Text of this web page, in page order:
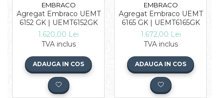
EMBRACO
Agregat Embraco UEMT
6152 GK | UEMT6152GK
1.620,00 Lei
TVA inclus
ADAUGA IN COS
EMBRACO
Agregat Embraco UEMT
6165 GK | UEMT6165GK
1.672,00 Lei
TVA inclus
ADAUGA IN COS